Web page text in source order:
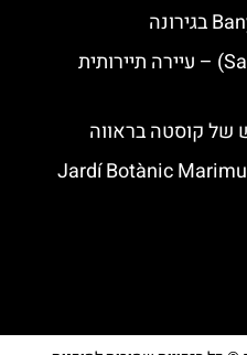
סנטה סוזנה (Santa Susanna) – עיירה תיירותית
של קוסטה בראווה